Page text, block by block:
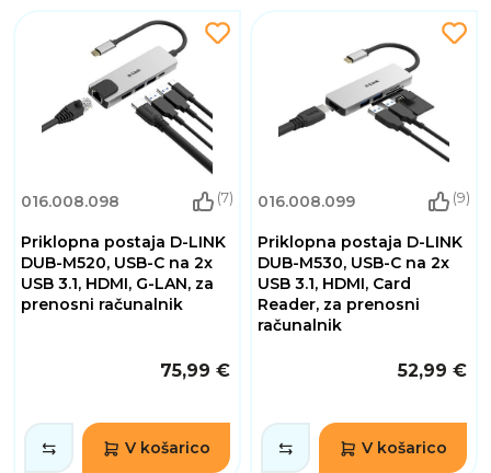
016.008.098 (7)
Priklopna postaja D-LINK
DUB-M520, USB-C na 2x
USB 3.1, HDMI, G-LAN, za
prenosni računalnik
75,99 €
V košarico
016.008.099 (9)
Priklopna postaja D-LINK
DUB-M530, USB-C na 2x
USB 3.1, HDMI, Card
Reader, za prenosni
računalnik
52,99 €
V košarico